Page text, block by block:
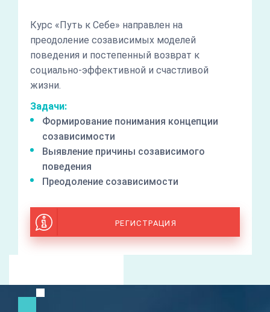
Курс «Путь к Себе» направлен на
преодоление созависимых моделей
поведения и постепенный возврат к
социально-эффективной и счастливой
жизни.
Задачи:
Формирование понимания концепции
созависимости
Выявление причины созависимого
поведения
Преодоление созависимости
РЕГИСТРАЦИЯ